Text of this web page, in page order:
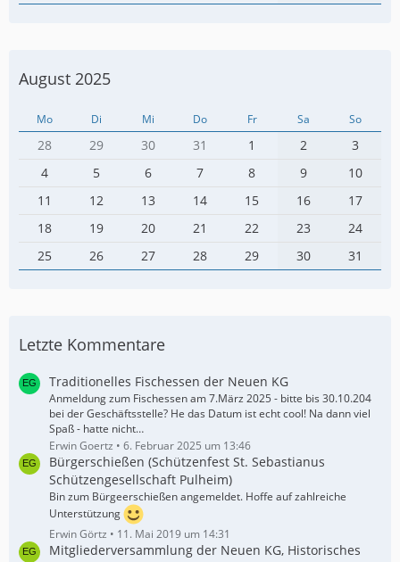
August 2025
Mo Di Mi Do Fr Sa So
28 29 30 31 1 2
3
4
5 6 7 8 9
10
11
12 13 14 15 16
17
18
19 20 21 22 23
24
25
26 27 28 29 30 31
Letzte Kommentare
Traditionelles Fischessen der Neuen KG
Anmeldung zum Fischessen am 7.März 2025 - bitte bis 30.10.204
bei der Geschäftsstelle? He das Datum ist echt cool! Na dann viel
Spaß - hatte nicht…
Erwin Goertz
6. Februar 2025 um 13:46
Bürgerschießen (Schützenfest St. Sebastianus
Schützengesellschaft Pulheim)
Bin zum Bürgeerschießen angemeldet. Hoffe auf zahlreiche
Unterstützung
Erwin Görtz
11. Mai 2019 um 14:31
Mitgliederversammlung der Neuen KG, Historisches